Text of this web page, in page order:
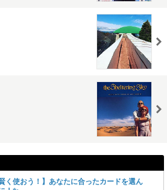
く使おう！】あなたに合ったカードを選ん